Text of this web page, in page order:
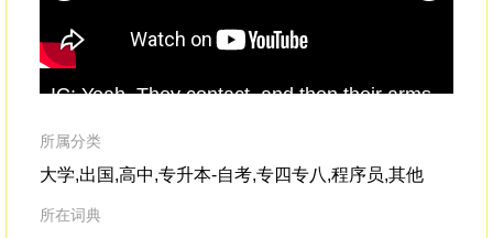
IC: Yeah. They contact, and then their arms
taken the first steps in understanding
fighting in the octopus.
所属分类
大学,出国,高中,专升本-自考,专四专八,程序员,其他
所在词典